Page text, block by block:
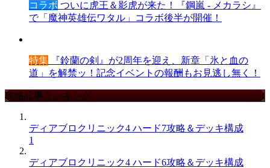
コラボ ついに虎王＆影虎が来た！『鋼嵐 - メカラシ』
で「魔神英雄伝ワタル」コラボ後半が開催！
特集 『鈴蘭の剣』が2周年を迎え、新章「氷と血の
道」を解禁ッ！記念イベントの報酬もお見逃し無く！
攻略記事ランキング
ディアブロクリニック4 ハード7攻略＆デッキ構成
1
ディアブロクリニック4 ハード6攻略＆デッキ構成